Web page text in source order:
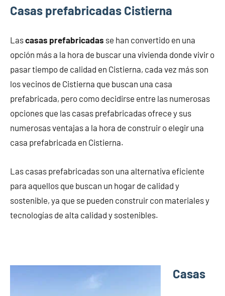
Casas prefabricadas Cistierna
Lascasas prefabricadas se han convertido en una
opción más a la hora de buscar una vivienda donde vivir o
pasar tiempo de calidad en Cistierna, cada vez más son
los vecinos de Cistierna que buscan una casa
prefabricada, pero como decidirse entre las numerosas
opciones que las casas prefabricadas ofrece y sus
numerosas ventajas a la hora de construir o elegir una
casa prefabricada en Cistierna.
Las casas prefabricadas son una alternativa eficiente
para aquellos que buscan un hogar de calidad y
sostenible, ya que se pueden construir con materiales y
tecnologías de alta calidad y sostenibles.
Casas